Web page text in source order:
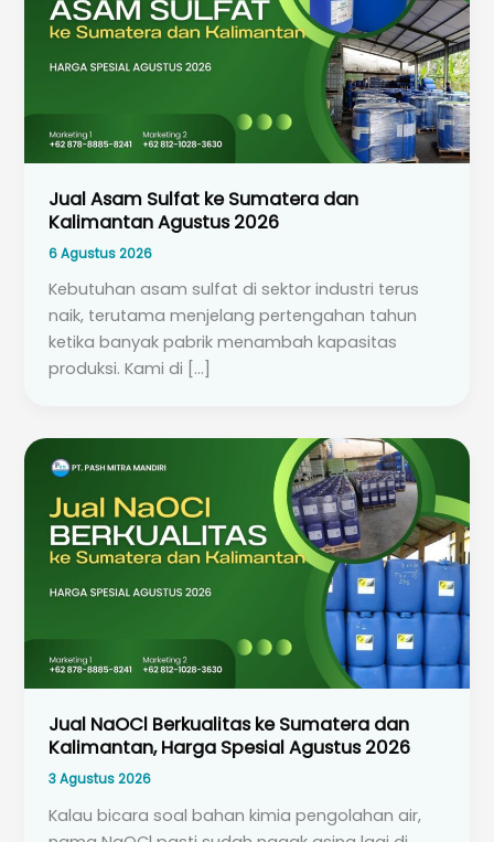
Jual Asam Sulfat ke Sumatera dan
Kalimantan Agustus 2026
6 Agustus 2026
Kebutuhan asam sulfat di sektor industri terus
naik, terutama menjelang pertengahan tahun
ketika banyak pabrik menambah kapasitas
produksi. Kami di […]
Jual NaOCl Berkualitas ke Sumatera dan
Kalimantan, Harga Spesial Agustus 2026
3 Agustus 2026
Kalau bicara soal bahan kimia pengolahan air,